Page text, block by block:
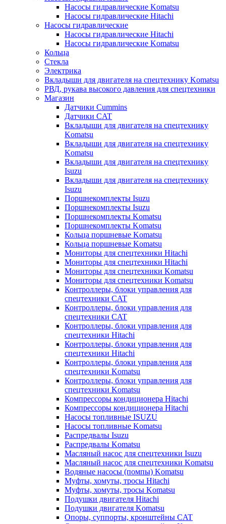
Насосы гидравлические Komatsu
Насосы гидравлические Hitachi
Насосы гидравлические
Насосы гидравлические Hitachi
Насосы гидравлические Komatsu
Кольца
Стекла
Электрика
Вкладыши для двигателя на спецтехнику Komatsu
РВД, рукава высокого давления для спецтехники
Магазин
Датчики Cummins
Датчики CAT
Вкладыши для двигателя на спецтехнику
Komatsu
Вкладыши для двигателя на спецтехнику
Komatsu
Вкладыши для двигателя на спецтехнику
Isuzu
Вкладыши для двигателя на спецтехнику
Isuzu
Поршнекомплекты Isuzu
Поршнекомплекты Isuzu
Поршнекомплекты Komatsu
Поршнекомплекты Komatsu
Кольца поршневые Komatsu
Кольца поршневые Komatsu
Мониторы для спецтехники Hitachi
Мониторы для спецтехники Hitachi
Мониторы для спецтехники Komatsu
Мониторы для спецтехники Komatsu
Контроллеры, блоки управления для
спецтехники CAT
Контроллеры, блоки управления для
спецтехники CAT
Контроллеры, блоки управления для
спецтехники Hitachi
Контроллеры, блоки управления для
спецтехники Hitachi
Контроллеры, блоки управления для
спецтехники Komatsu
Контроллеры, блоки управления для
спецтехники Komatsu
Компрессоры кондиционера Hitachi
Компрессоры кондиционера Hitachi
Насосы топливные ISUZU
Насосы топливные Komatsu
Распредвалы Isuzu
Распредвалы Komatsu
Масляный насос для спецтехники Isuzu
Масляный насос для спецтехники Komatsu
Водяные насосы (помпы) Komatsu
Муфты, хомуты, тросы Hitachi
Муфты, хомуты, тросы Komatsu
Подушки двигателя Hitachi
Подушки двигателя Komatsu
Опоры, суппорты, кронштейны CAT